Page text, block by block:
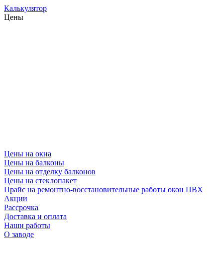
Калькулятор
Цены
Цены на окна
Цены на балконы
Цены на отделку балконов
Цены на стеклопакет
Прайс на ремонтно-восстановительные работы окон ПВХ
Акции
Рассрочка
Доставка и оплата
Наши работы
О заводе